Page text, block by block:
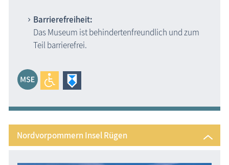
Barrierefreiheit:
Das Museum ist behindertenfreundlich und zum
Teil barrierefrei.
Nordvorpommern Insel Rügen